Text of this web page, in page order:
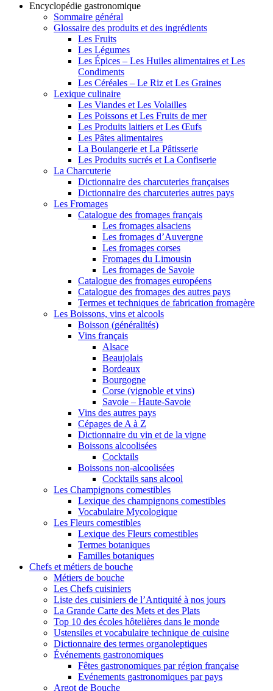
Encyclopédie gastronomique
Sommaire général
Glossaire des produits et des ingrédients
Les Fruits
Les Légumes
Les Épices – Les Huiles alimentaires et Les
Condiments
Les Céréales – Le Riz et Les Graines
Lexique culinaire
Les Viandes et Les Volailles
Les Poissons et Les Fruits de mer
Les Produits laitiers et Les Œufs
Les Pâtes alimentaires
La Boulangerie et La Pâtisserie
Les Produits sucrés et La Confiserie
La Charcuterie
Dictionnaire des charcuteries françaises
Dictionnaire des charcuteries autres pays
Les Fromages
Catalogue des fromages français
Les fromages alsaciens
Les fromages d’Auvergne
Les fromages corses
Fromages du Limousin
Les fromages de Savoie
Catalogue des fromages européens
Catalogue des fromages des autres pays
Termes et techniques de fabrication fromagère
Les Boissons, vins et alcools
Boisson (généralités)
Vins français
Alsace
Beaujolais
Bordeaux
Bourgogne
Corse (vignoble et vins)
Savoie – Haute-Savoie
Vins des autres pays
Cépages de A à Z
Dictionnaire du vin et de la vigne
Boissons alcoolisées
Cocktails
Boissons non-alcoolisées
Cocktails sans alcool
Les Champignons comestibles
Lexique des champignons comestibles
Vocabulaire Mycologique
Les Fleurs comestibles
Lexique des Fleurs comestibles
Termes botaniques
Familles botaniques
Chefs et métiers de bouche
Métiers de bouche
Les Chefs cuisiniers
Liste des cuisiniers de l’Antiquité à nos jours
La Grande Carte des Mets et des Plats
Top 10 des écoles hôtelières dans le monde
Ustensiles et vocabulaire technique de cuisine
Dictionnaire des termes organoleptiques
Événements gastronomiques
Fêtes gastronomiques par région française
Evénements gastronomiques par pays
Argot de Bouche